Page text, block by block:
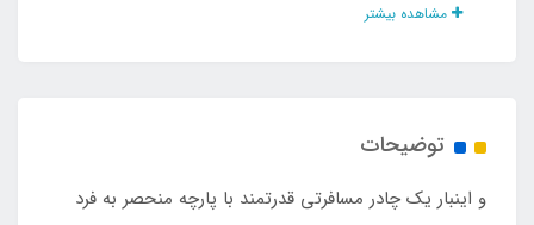
تعداد درب ورودی
مشاهده بیشتر
توضیحات
و اینبار یک چادر مسافرتی قدرتمند با پارچه منحصر به فرد